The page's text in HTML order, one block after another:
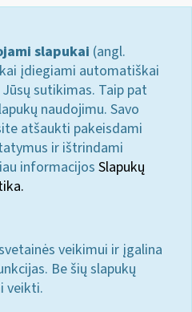
slapukai (angl.
įdiegiami automatiškai
sutikimas. Taip pat
naudojimu. Savo
atšaukti pakeisdami
ir ištrindami
informacijos Slapukų
veikimui ir įgalina
Be šių slapukų
veikti.